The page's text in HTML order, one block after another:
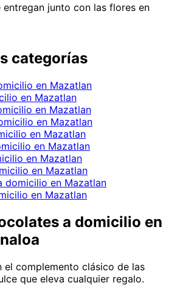
entregan junto con las flores en
categorías
en Mazatlan
en Mazatlan
en Mazatlan
en Mazatlan
en Mazatlan
en Mazatlan
en Mazatlan
en Mazatlan
domicilio en Mazatlan
en Mazatlan
a domicilio en
el complemento clásico de las
que eleva cualquier regalo.